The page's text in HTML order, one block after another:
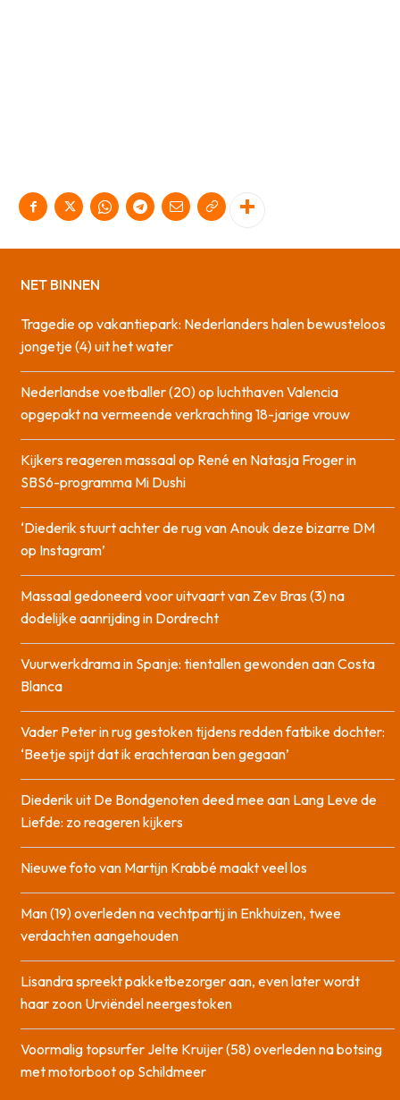
NET BINNEN
Tragedie op vakantiepark: Nederlanders halen bewusteloos
jongetje (4) uit het water
Nederlandse voetballer (20) op luchthaven Valencia
opgepakt na vermeende verkrachting 18-jarige vrouw
Kijkers reageren massaal op René en Natasja Froger in
SBS6-programma Mi Dushi
‘Diederik stuurt achter de rug van Anouk deze bizarre DM
op Instagram’
Massaal gedoneerd voor uitvaart van Zev Bras (3) na
dodelijke aanrijding in Dordrecht
Vuurwerkdrama in Spanje: tientallen gewonden aan Costa
Blanca
Vader Peter in rug gestoken tijdens redden fatbike dochter:
‘Beetje spijt dat ik erachteraan ben gegaan’
Diederik uit De Bondgenoten deed mee aan Lang Leve de
Liefde: zo reageren kijkers
Nieuwe foto van Martijn Krabbé maakt veel los
Man (19) overleden na vechtpartij in Enkhuizen, twee
verdachten aangehouden
Lisandra spreekt pakketbezorger aan, even later wordt
haar zoon Urviëndel neergestoken
Voormalig topsurfer Jelte Kruijer (58) overleden na botsing
met motorboot op Schildmeer